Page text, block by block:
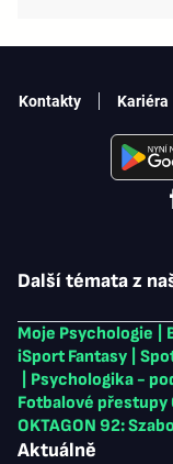
Další témata z
Moje Psychologie
iSport Fantasy
Psychologika -
Fotbalové přestupy
OKTAGON 92:
Aktuálně
Kontakty Kariéra